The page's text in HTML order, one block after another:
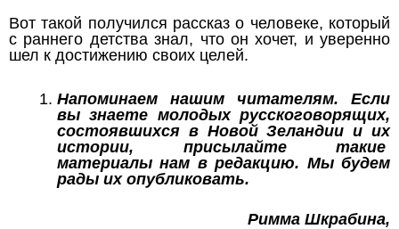
Вот такой получился рассказ о человеке, который
с раннего детства знал, что он хочет, и уверенно
шел к достижению своих целей.
Напоминаем нашим читателям. Если
вы знаете молодых русскоговорящих,
состоявшихся в Новой Зеландии и их
истории, присылайте такие
материалы нам в редакцию. Мы будем
рады их опубликовать.
Римма Шкрабина,